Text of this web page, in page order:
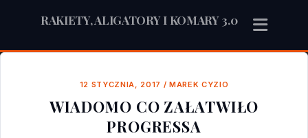
RAKIETY, ALIGATORY I KOMARY 3.0
12 STYCZNIA, 2017 / MAREK CYZIO
WIADOMO CO ZAŁATWIŁO
PROGRESSA